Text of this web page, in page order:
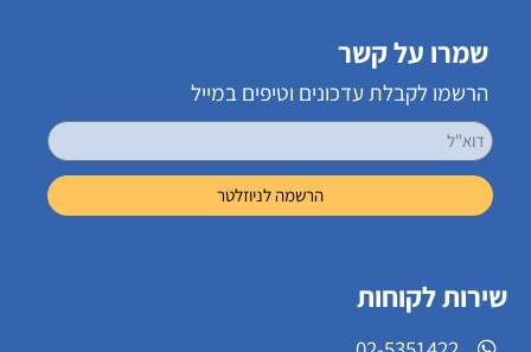
שמרו על קשר
הרשמו לקבלת עדכונים וטיפים במייל
שירות לקוחות